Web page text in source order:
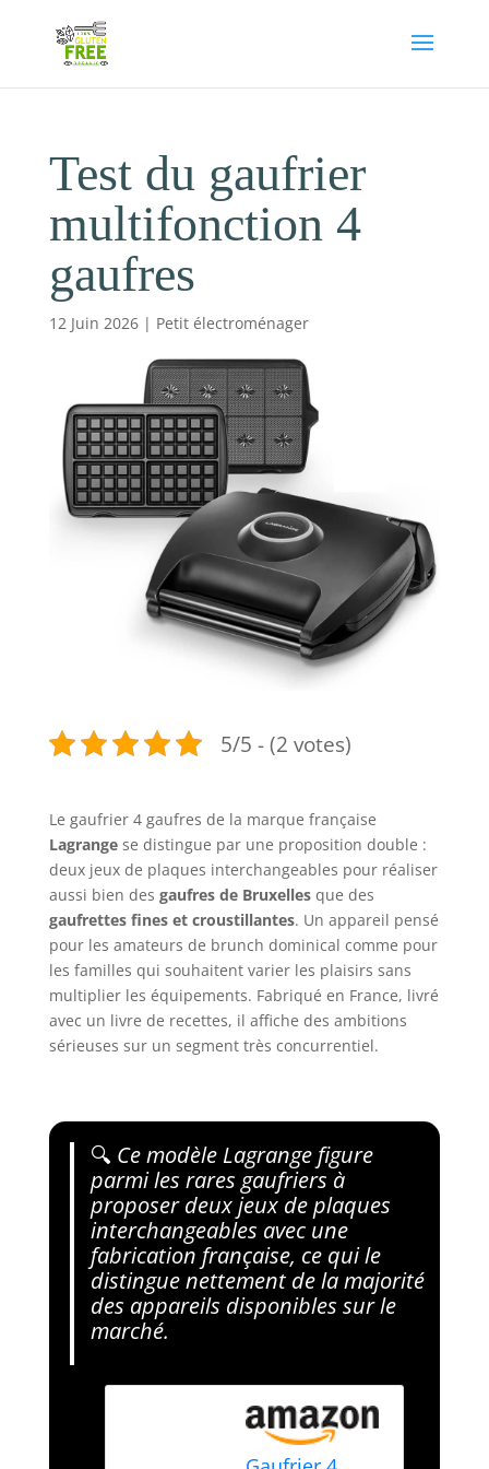
Test du gaufrier
multifonction 4
gaufres
12 Juin 2026| Petit électroménager
5/5 - (2 votes)
Le gaufrier 4 gaufres de la marque française
Lagrangese distingue par une proposition double :
deux jeux de plaques interchangeables pour réaliser
aussi bien des gaufres de Bruxellesque des
gaufrettes fines et croustillantes. Un appareil pensé
pour les amateurs de brunch dominical comme pour
les familles qui souhaitent varier les plaisirs sans
multiplier les équipements. Fabriqué en France, livré
avec un livre de recettes, il affiche des ambitions
sérieuses sur un segment très concurrentiel.
🔍 Ce modèle Lagrange figure
parmi les rares gaufriers à
proposer deux jeux de plaques
interchangeables avec une
fabrication française, ce qui le
distingue nettement de la majorité
des appareils disponibles sur le
marché.